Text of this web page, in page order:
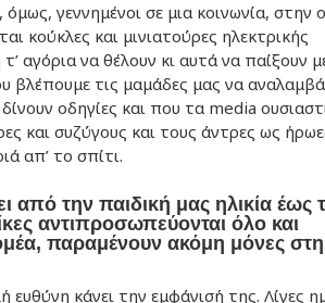
γεννημένοι σε μια κοινωνία, στην
κούκλες και μινιατούρες ηλεκτρικής
αγόρια να θέλουν κι αυτά να παίξουν
βλέπουμε τις μαμάδες μας να
οδηγίες και που τα media
και συζύγους και τους άντρες ως
απ’ το σπίτι.
από την παιδική μας ηλικία έως
αντιπροσωπεύονται όλο και
παραμένουν ακόμη μόνες στη
κάνει την εμφάνισή της. Λίγες